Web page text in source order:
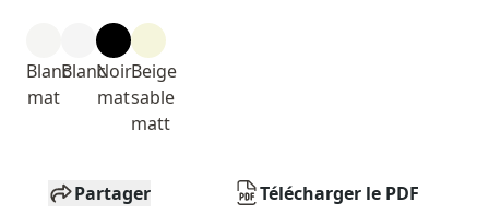
Blanc
mat
BlancNoir
mat
Beige
sable
matt
Partager Télécharger le PDF